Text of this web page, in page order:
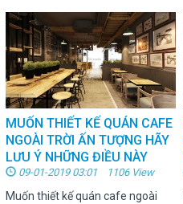
MUỐN THIẾT KẾ QUÁN CAFE
NGOÀI TRỜI ẤN TƯỢNG HÃY
LƯU Ý NHỮNG ĐIỀU NÀY
09-01-2019 03:01 1106 View
Muốn thiết kế quán cafe ngoài